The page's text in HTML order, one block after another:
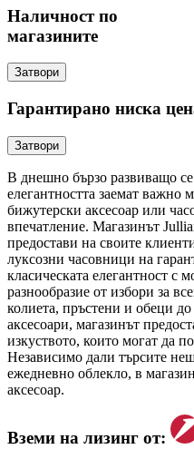
Наличност по
магазините
Затвори
Гарантирано ниска
Затвори
В днешно бързо развиващо
елегантността заемат важно
бижутерски аксесоар или
впечатление. Магазинът
предостави на своите
луксозни часовници на
класическата елегантност с
разнообразие от избори за
колиета, пръстени и обеци
аксесоари, магазинът
изкуството, които могат да
Независимо дали търсите
ежедневно облекло, в
аксесоар.
Вземи на лизинг от: